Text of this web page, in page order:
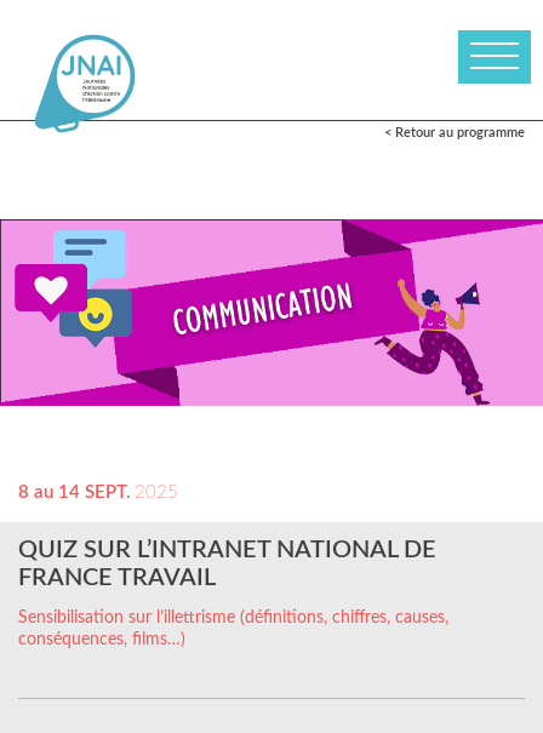
< Retour au programme
8 au 14 SEPT. 2025
QUIZ SUR L’INTRANET NATIONAL DE
FRANCE TRAVAIL
Sensibilisation sur l’illettrisme (définitions, chiffres, causes,
conséquences, films…)